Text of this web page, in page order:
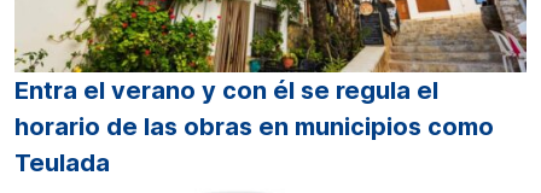
Entra el verano y con él se regula el
horario de las obras en municipios como
Teulada